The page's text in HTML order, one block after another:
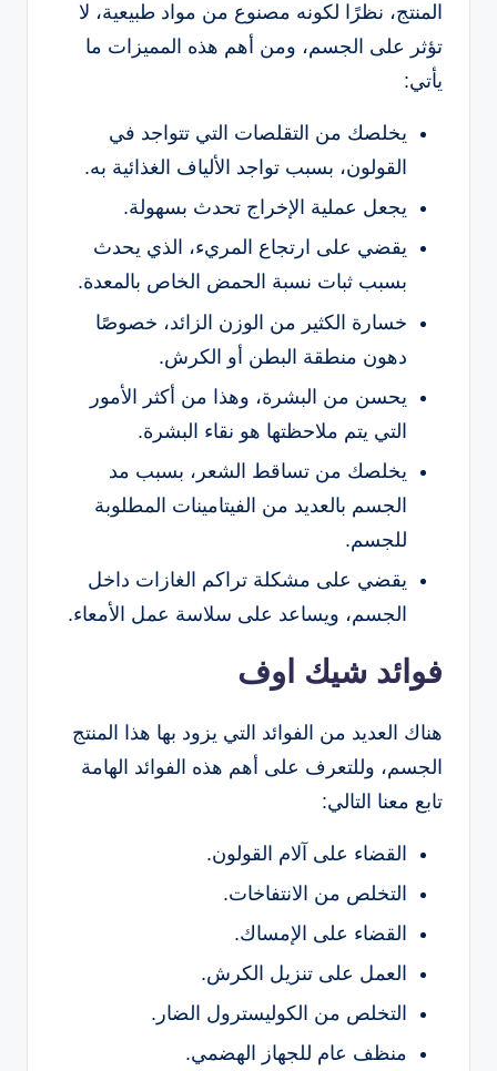
المنتج، نظرًا لكونه مصنوع من مواد طبيعية، لا
تؤثر على الجسم، ومن أهم هذه المميزات ما
يأتي:
يخلصك من التقلصات التي تتواجد في
القولون، بسبب تواجد الألياف الغذائية به.
يجعل عملية الإخراج تحدث بسهولة.
يقضي على ارتجاع المريء، الذي يحدث
بسبب ثبات نسبة الحمض الخاص بالمعدة.
خسارة الكثير من الوزن الزائد، خصوصًا
دهون منطقة البطن أو الكرش.
يحسن من البشرة، وهذا من أكثر الأمور
التي يتم ملاحظتها هو نقاء البشرة.
يخلصك من تساقط الشعر، بسبب مد
الجسم بالعديد من الفيتامينات المطلوبة
للجسم.
يقضي على مشكلة تراكم الغازات داخل
الجسم، ويساعد على سلاسة عمل الأمعاء.
فوائد شيك اوف
هناك العديد من الفوائد التي يزود بها هذا المنتج
الجسم، وللتعرف على أهم هذه الفوائد الهامة
تابع معنا التالي:
القضاء على آلام القولون.
التخلص من الانتفاخات.
القضاء على الإمساك.
العمل على تنزيل الكرش.
التخلص من الكوليسترول الضار.
منظف عام للجهاز الهضمي.